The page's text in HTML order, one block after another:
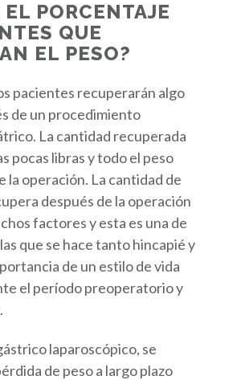
EL PORCENTAJE
QUE
EL PESO?
pacientes recuperarán algo
de un procedimiento
La cantidad recuperada
pocas libras y todo el peso
la operación. La cantidad de
después de la operación
factores y esta es una de
que se hace tanto hincapié y
de un estilo de vida
el período preoperatorio y
laparoscópico, se
de peso a largo plazo